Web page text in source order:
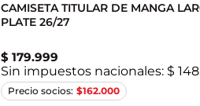
CAMISETA TITULAR DE MANGA
PLATE 26/27
$ 179.999
Sin impuestos nacionales: $
$162.000
XS S M L XL